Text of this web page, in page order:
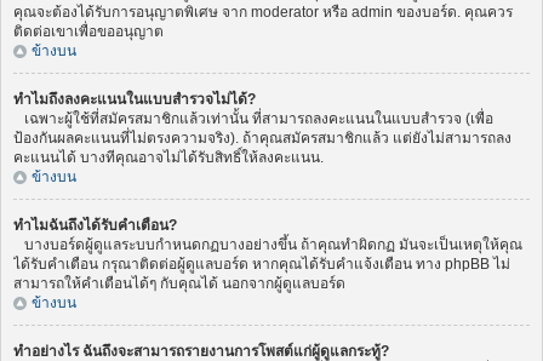
คุณจะต้องได้รับการอนุญาตพิเศษ จาก moderator หรือ admin ของบอร์ด. คุณควร
ติดต่อเขาเพื่อขออนุญาต
ข้างบน
ทำไมถึงลงคะแนนในแบบสำรวจไม่ได้?
เฉพาะผู้ใช้ที่สมัครสมาชิกแล้วเท่านั้น ที่สามารถลงคะแนนในแบบสำรวจ (เพื่อ
ป้องกันผลคะแนนที่ไม่ตรงความจริง). ถ้าคุณสมัครสมาชิกแล้ว แต่ยังไม่สามารถลง
คะแนนได้ บางทีคุณอาจไม่ได้รับสิทธิ์ให้ลงคะแนน.
ข้างบน
ทำไมฉันถึงได้รับคำเตือน?
บางบอร์ดผู้ดูแลระบบกำหนดกฏบางอย่างขึ้น ถ้าคุณทำผิดกฏ มันจะเป็นเหตุให้คุณ
ได้รับคำเตือน กรุณาติดต่อผู้ดูแลบอร์ด หากคุณได้รับคำแจ้งเตือน ทาง phpBB ไม่
สามารถให้คำเตือนได้ๆ กับคุณได้ นอกจากผู้ดูแลบอร์ด
ข้างบน
ทำอย่างไร ฉันถึงจะสามารถรายงานการโพสต์แก่ผู้ดูแลกระทู้?